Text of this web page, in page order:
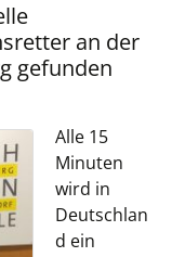
an der
gefunden
Alle 15
Minuten
wird in
Deutschlan
d ein